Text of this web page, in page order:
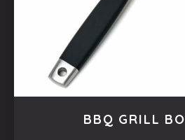
BBQ GRILL